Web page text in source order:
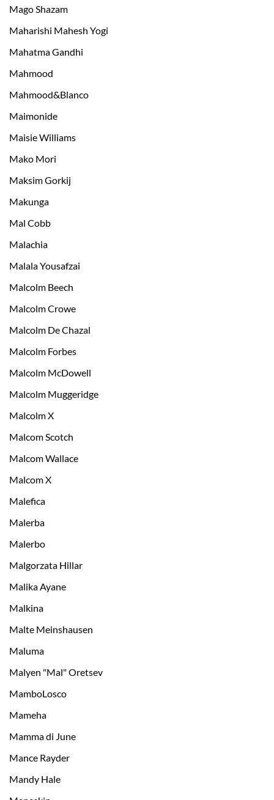
Mago Shazam
Maharishi Mahesh Yogi
Mahatma Gandhi
Mahmood
Mahmood&Blanco
Maimonide
Maisie Williams
Mako Mori
Maksim Gorkij
Makunga
Mal Cobb
Malachia
Malala Yousafzai
Malcolm Beech
Malcolm Crowe
Malcolm De Chazal
Malcolm Forbes
Malcolm McDowell
Malcolm Muggeridge
Malcolm X
Malcom Scotch
Malcom Wallace
Malcom X
Malefica
Malerba
Malerbo
Malgorzata Hillar
Malika Ayane
Malkina
Malte Meinshausen
Maluma
Malyen "Mal" Oretsev
MamboLosco
Mameha
Mamma di June
Mance Rayder
Mandy Hale